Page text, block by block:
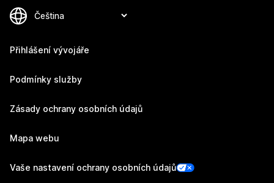
Přihlášení vývojáře
Podmínky služby
Zásady ochrany osobních údajů
Mapa webu
Vaše nastavení ochrany osobních údajů